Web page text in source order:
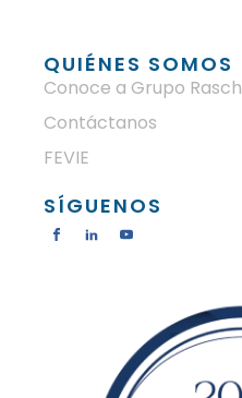
QUIÉNES SOMOS
Conoce a Grupo Rasch
Contáctanos
FEVIE
SÍGUENOS